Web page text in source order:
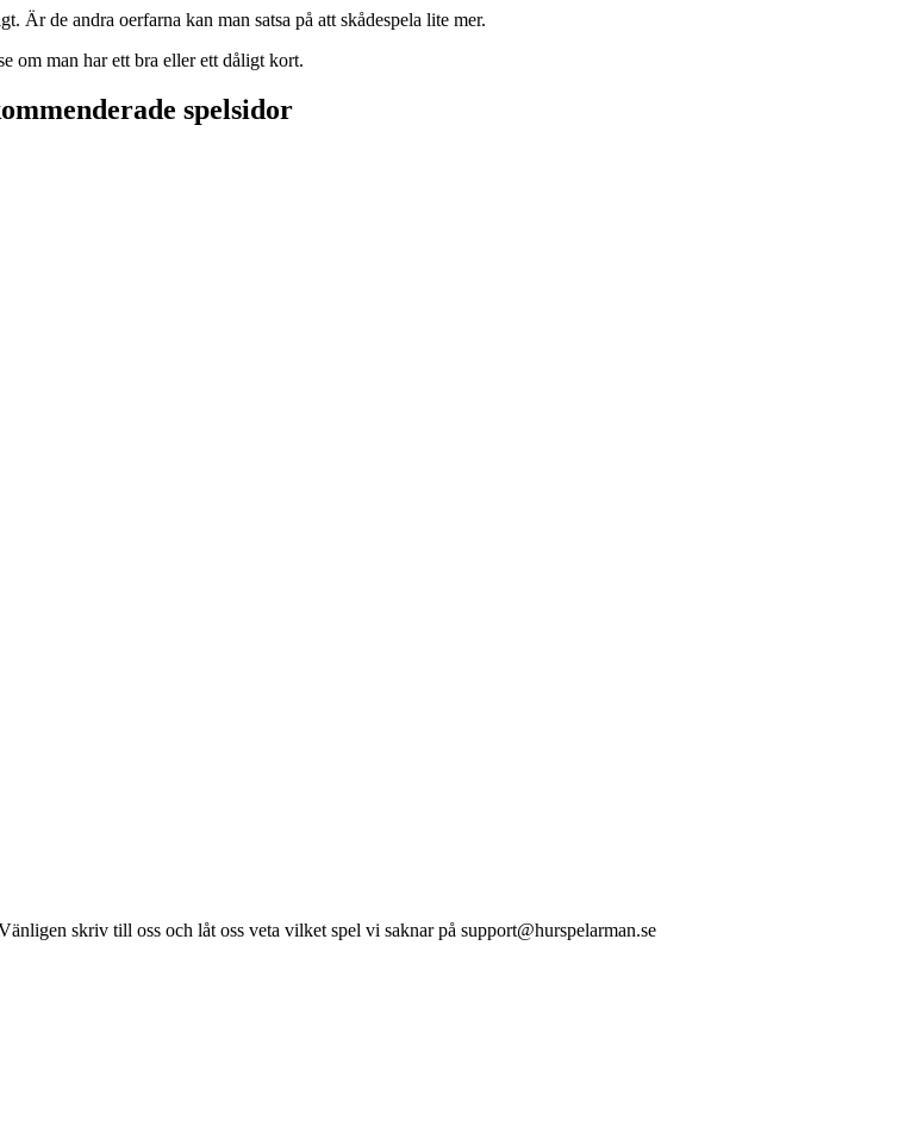
Är de andra oerfarna kan man satsa på att skådespela lite mer.
om man har ett bra eller ett dåligt kort.
spelsidor
skriv till oss och låt oss veta vilket spel vi saknar på support@hurspelarman.se